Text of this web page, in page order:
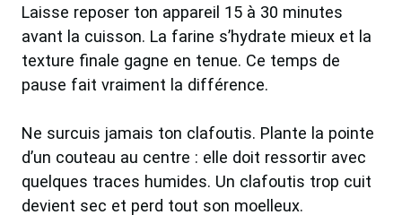
Laisse reposer ton appareil 15 à 30 minutes
avant la cuisson. La farine s’hydrate mieux et la
texture finale gagne en tenue. Ce temps de
pause fait vraiment la différence.
Ne surcuis jamais ton clafoutis. Plante la pointe
d’un couteau au centre : elle doit ressortir avec
quelques traces humides. Un clafoutis trop cuit
devient sec et perd tout son moelleux.